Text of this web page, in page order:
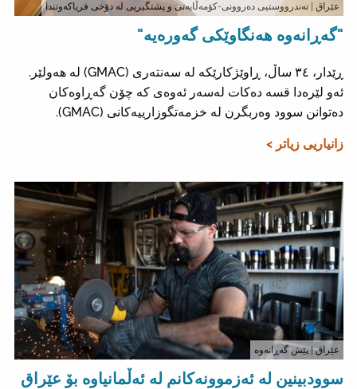
عێراق | تەندرووستیی دەروونی-کۆمەڵایەتی و پشتگیریی لە دۆخی فریاکەوتندا
"گەڕانەوە هەنگاوێکی گەورەیە"
ڕێدار، ٣٤ ساڵ، ڕاوێژکارێکە لە سەنتەری (GMAC) لە هەولێر.
ئەو لێرەدا قسە دەکات لەسەر ئەوەی کە چۆن گەڕاوەکان
دەتوانن سوود وەربگرن لە خزمەتگوزارییەکانی (GMAC).
زانیاریی زیاتر >
عێراق| پێش گەڕانەوە
سوودبینین لە ئەزموونەکانم لە ئەڵمانیاوە بۆ عێراق